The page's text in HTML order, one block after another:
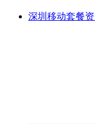
深圳移动套餐